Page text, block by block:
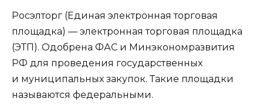
Росэлторг (Единая электронная торговая
площадка) — электронная торговая площадка
(ЭТП). Одобрена ФАС и Минэкономразвития
РФ для проведения государственных
и муниципальных закупок. Такие площадки
называются федеральными.